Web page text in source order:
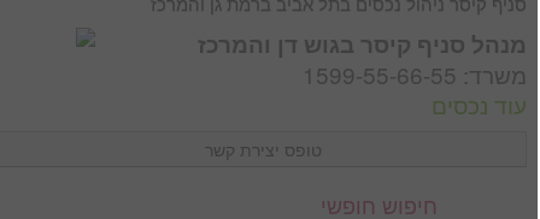
סניף קיסר ניהול נכסים בתל אביב ברמת גן והמרכז
מנהל סניף קיסר בגוש דן והמרכז
משרד: 1599-55-66-55
עוד נכסים
טופס יצירת קשר
חיפוש חופשי